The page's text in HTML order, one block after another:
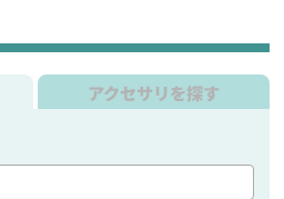
アクセサリを探す